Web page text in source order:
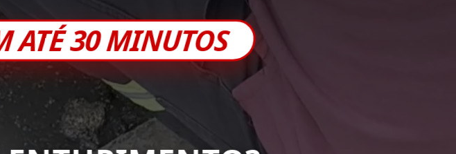
ATÉ 30 MINUTOS